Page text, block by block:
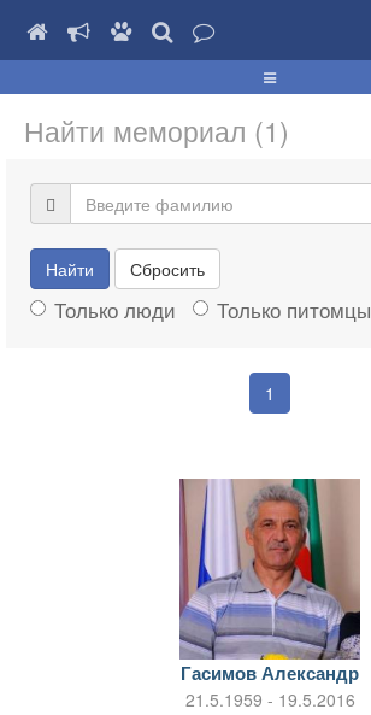
Найти мемориал (1)
Найти Сбросить
Только люди Только питомцы
1
Гасимов Александр
21.5.1959 - 19.5.2016